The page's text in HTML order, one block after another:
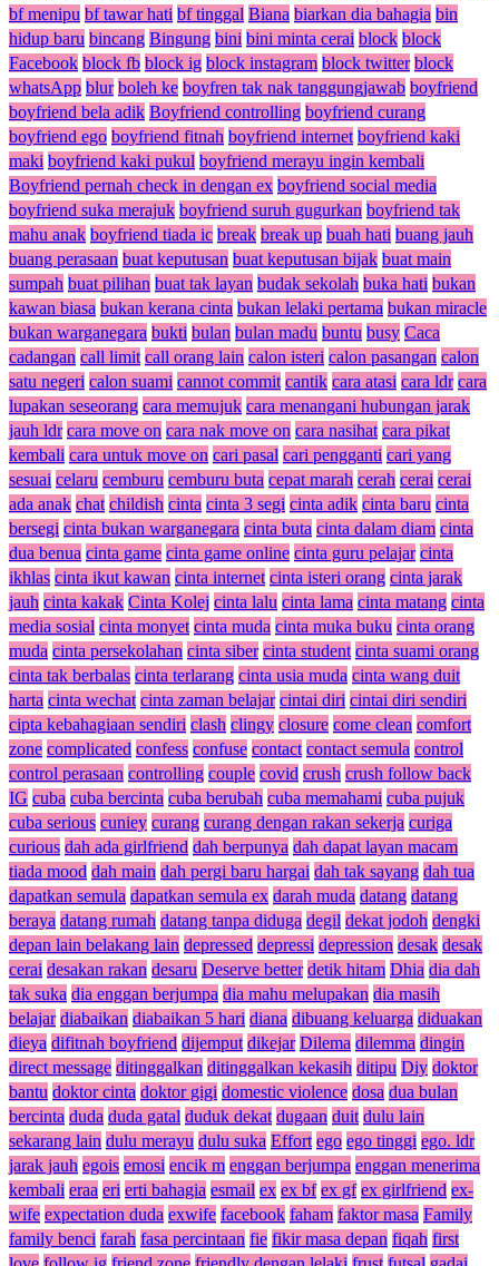
bf menipu bf tawar hati bf tinggal Biana biarkan dia bahagia bin
hidup baru bincang Bingung bini bini minta cerai block block
Facebook block fb block ig block instagram block twitter block
whatsApp blur boleh ke boyfren tak nak tanggungjawab boyfriend
boyfriend bela adik Boyfriend controlling boyfriend curang
boyfriend ego boyfriend fitnah boyfriend internet boyfriend kaki
maki boyfriend kaki pukul boyfriend merayu ingin kembali
Boyfriend pernah check in dengan ex boyfriend social media
boyfriend suka merajuk boyfriend suruh gugurkan boyfriend tak
mahu anak boyfriend tiada ic break break up buah hati buang jauh
buang perasaan buat keputusan buat keputusan bijak buat main
sumpah buat pilihan buat tak layan budak sekolah buka hati bukan
kawan biasa bukan kerana cinta bukan lelaki pertama bukan miracle
bukan warganegara bukti bulan bulan madu buntu busy Caca
cadangan call limit call orang lain calon isteri calon pasangan calon
satu negeri calon suami cannot commit cantik cara atasi cara ldr cara
lupakan seseorang cara memujuk cara menangani hubungan jarak
jauh ldr cara move on cara nak move on cara nasihat cara pikat
kembali cara untuk move on cari pasal cari pengganti cari yang
sesuai celaru cemburu cemburu buta cepat marah cerah cerai cerai
ada anak chat childish cinta cinta 3 segi cinta adik cinta baru cinta
bersegi cinta bukan warganegara cinta buta cinta dalam diam cinta
dua benua cinta game cinta game online cinta guru pelajar cinta
ikhlas cinta ikut kawan cinta internet cinta isteri orang cinta jarak
jauh cinta kakak Cinta Kolej cinta lalu cinta lama cinta matang cinta
media sosial cinta monyet cinta muda cinta muka buku cinta orang
muda cinta persekolahan cinta siber cinta student cinta suami orang
cinta tak berbalas cinta terlarang cinta usia muda cinta wang duit
harta cinta wechat cinta zaman belajar cintai diri cintai diri sendiri
cipta kebahagiaan sendiri clash clingy closure come clean comfort
zone complicated confess confuse contact contact semula control
control perasaan controlling couple covid crush crush follow back
IG cuba cuba bercinta cuba berubah cuba memahami cuba pujuk
cuba serious cuniey curang curang dengan rakan sekerja curiga
curious dah ada girlfriend dah berpunya dah dapat layan macam
tiada mood dah main dah pergi baru hargai dah tak sayang dah tua
dapatkan semula dapatkan semula ex darah muda datang datang
beraya datang rumah datang tanpa diduga degil dekat jodoh dengki
depan lain belakang lain depressed depressi depression desak desak
cerai desakan rakan desaru Deserve better detik hitam Dhia dia dah
tak suka dia enggan berjumpa dia mahu melupakan dia masih
belajar diabaikan diabaikan 5 hari diana dibuang keluarga diduakan
dieya difitnah boyfriend dijemput dikejar Dilema dilemma dingin
direct message ditinggalkan ditinggalkan kekasih ditipu Diy doktor
bantu doktor cinta doktor gigi domestic violence dosa dua bulan
bercinta duda duda gatal duduk dekat dugaan duit dulu lain
sekarang lain dulu merayu dulu suka Effort ego ego tinggi ego. ldr
jarak jauh egois emosi encik m enggan berjumpa enggan menerima
kembali eraa eri erti bahagia esmail ex ex bf ex gf ex girlfriend ex-
wife expectation duda exwife facebook faham faktor masa Family
family benci farah fasa percintaan fie fikir masa depan fiqah first